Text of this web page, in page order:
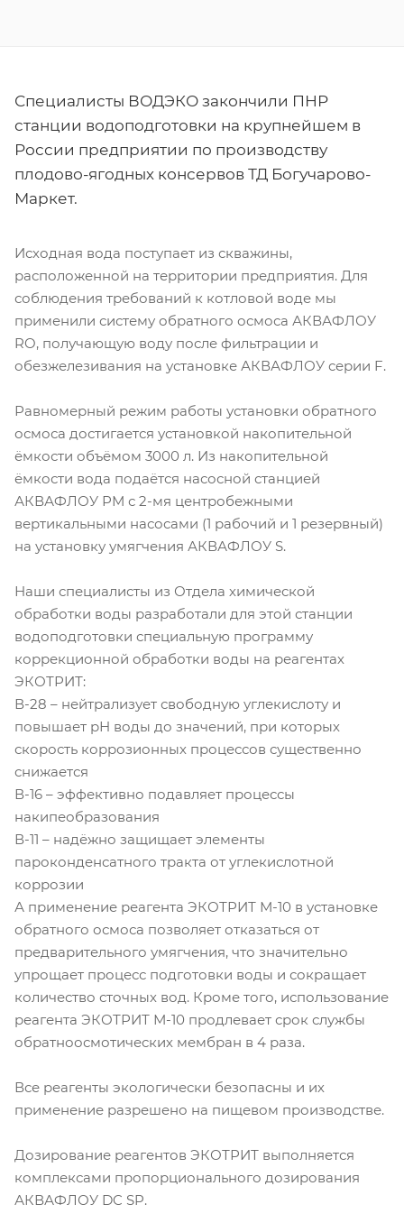
Специалисты ВОДЭКО закончили ПНР
станции водоподготовки на крупнейшем в
России предприятии по производству
плодово-ягодных консервов ТД Богучарово-
Маркет.
Исходная вода поступает из скважины,
расположенной на территории предприятия. Для
соблюдения требований к котловой воде мы
применили систему обратного осмоса АКВАФЛОУ
RO, получающую воду после фильтрации и
обезжелезивания на установке АКВАФЛОУ серии F.
Равномерный режим работы установки обратного
осмоса достигается установкой накопительной
ёмкости объёмом 3000 л. Из накопительной
ёмкости вода подаётся насосной станцией
АКВАФЛОУ РМ с 2-мя центробежными
вертикальными насосами (1 рабочий и 1 резервный)
на установку умягчения АКВАФЛОУ S.
Наши специалисты из Отдела химической
обработки воды разработали для этой станции
водоподготовки специальную программу
коррекционной обработки воды на реагентах
ЭКОТРИТ:
В-28 – нейтрализует свободную углекислоту и
повышает рН воды до значений, при которых
скорость коррозионных процессов существенно
снижается
В-16 – эффективно подавляет процессы
накипеобразования
В-11 – надёжно защищает элементы
пароконденсатного тракта от углекислотной
коррозии
А применение реагента ЭКОТРИТ М-10 в установке
обратного осмоса позволяет отказаться от
предварительного умягчения, что значительно
упрощает процесс подготовки воды и сокращает
количество сточных вод. Кроме того, использование
реагента ЭКОТРИТ М-10 продлевает срок службы
обратноосмотических мембран в 4 раза.
Все реагенты экологически безопасны и их
применение разрешено на пищевом производстве.
Дозирование реагентов ЭКОТРИТ выполняется
комплексами пропорционального дозирования
АКВАФЛОУ DC SP.